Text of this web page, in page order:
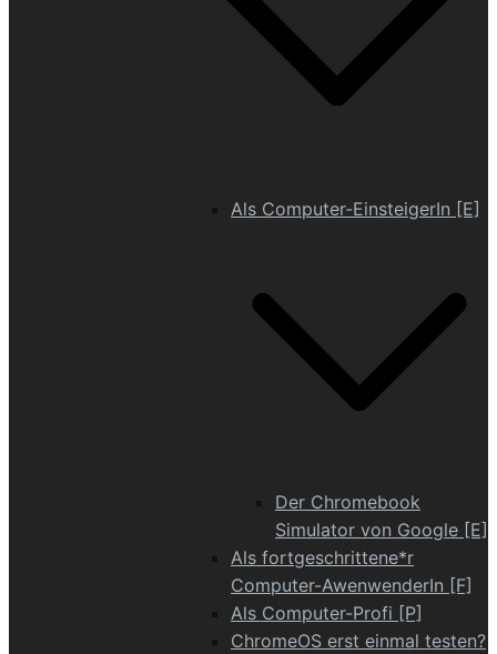
Als Computer-EinsteigerIn [E]
Der Chromebook
Simulator von Google [E]
Als fortgeschrittene*r
Computer-AwenwenderIn [F]
Als Computer-Profi [P]
ChromeOS erst einmal testen?